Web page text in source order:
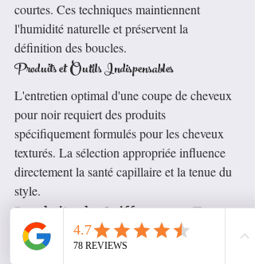
courtes. Ces techniques maintiennent
l'humidité naturelle et préservent la
définition des boucles.
Produits et Outils Indispensables
L'entretien optimal d'une coupe de cheveux
pour noir requiert des produits
spécifiquement formulés pour les cheveux
texturés. La sélection appropriée influence
directement la santé capillaire et la tenue du
style.
Produits de Coiffage par Type
de Coupe
Chaque style nécessite des produits adaptés